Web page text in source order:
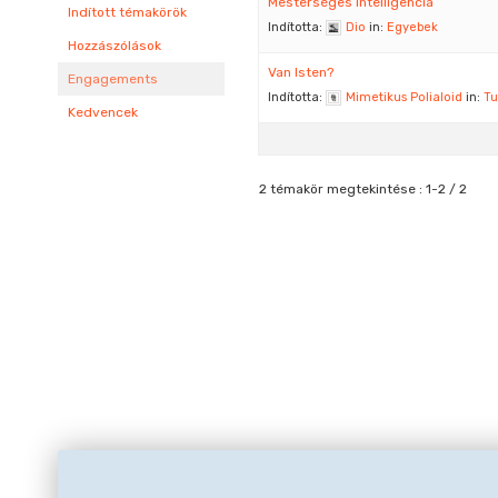
Indított témakörök
Hozzászólások
Engagements
Kedvencek
Indította: Dio in: Egyebek
Van Isten?
Indította: Mimetikus Polialoid in:
2 témakör megtekintése : 1-2 / 2